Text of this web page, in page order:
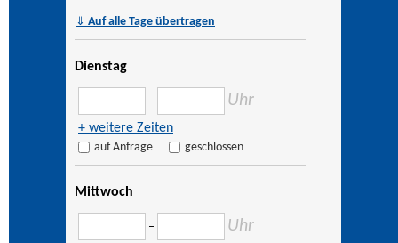
⇓ Auf alle Tage übertragen
Dienstag
– Uhr
+ weitere Zeiten
auf Anfrage geschlossen
Mittwoch
– Uhr